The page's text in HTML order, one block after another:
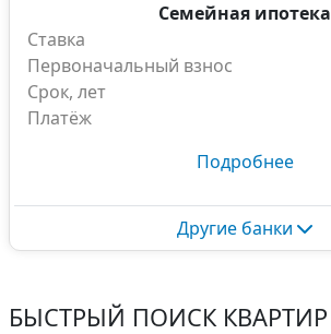
Семейная ипотека
Ставка
Первоначальный взнос
Срок, лет
Платёж
Подробнее
Другие банки
БЫСТРЫЙ ПОИСК КВАРТИР